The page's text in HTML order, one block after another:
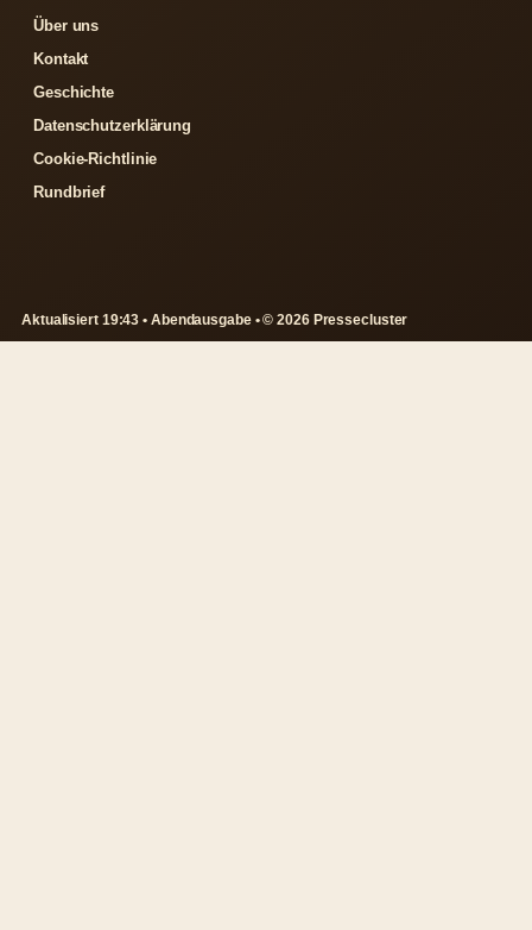
Über uns
Kontakt
Geschichte
Datenschutzerklärung
Cookie-Richtlinie
Rundbrief
Aktualisiert 19:43 • Abendausgabe • © 2026 Pressecluster